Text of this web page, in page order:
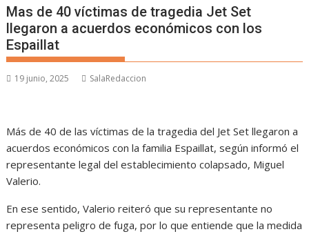
Mas de 40 víctimas de tragedia Jet Set
llegaron a acuerdos económicos con los
Espaillat
19 junio, 2025 SalaRedaccion
Más de 40 de las víctimas de la tragedia del Jet Set llegaron a
acuerdos económicos con la familia Espaillat, según informó el
representante legal del establecimiento colapsado, Miguel
Valerio.
En ese sentido, Valerio reiteró que su representante no
representa peligro de fuga, por lo que entiende que la medida